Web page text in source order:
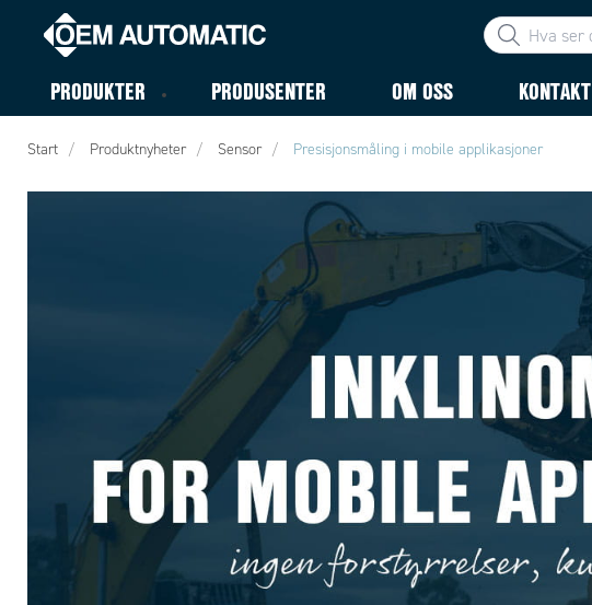
PRODUKTER PRODUSENTER OM OSS KONTAKT
Start Produktnyheter Sensor Presisjonsmåling i mobile applikasjoner